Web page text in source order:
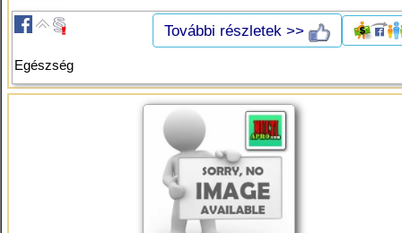
További részletek >>
Egészség